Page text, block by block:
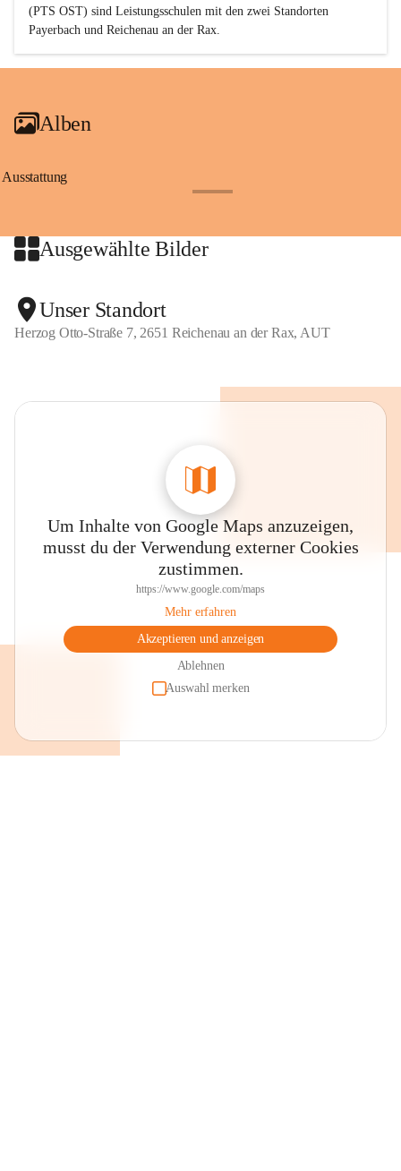
(PTS OST) sind Leistungsschulen mit den zwei Standorten
Payerbach und Reichenau an der Rax.
Alben
Ausstattung
Ausgewählte Bilder
Unser Standort
Herzog Otto-Straße 7, 2651 Reichenau an der Rax, AUT
Um Inhalte von Google Maps anzuzeigen,
musst du der Verwendung externer Cookies
zustimmen.
https://www.google.com/maps
Mehr erfahren
Akzeptieren und anzeigen
Ablehnen
Auswahl merken